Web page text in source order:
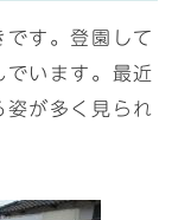
す。登園して
でいます。最近
が多く見られ